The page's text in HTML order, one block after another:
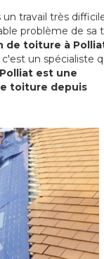
travail très
problème de sa
de toiture à
un spécialiste
est une
toiture depuis